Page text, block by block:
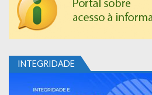
INTEGRIDADE